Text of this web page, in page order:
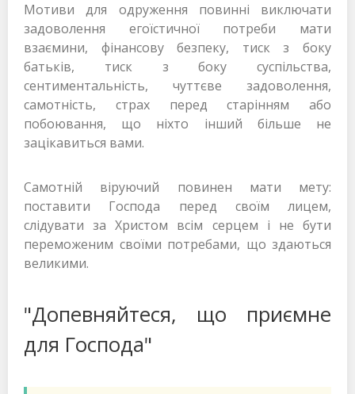
Мотиви для одруження повинні виключати
задоволення егоїстичної потреби мати
взаємини, фінансову безпеку, тиск з боку
батьків, тиск з боку суспільства,
сентиментальність, чуттєве задоволення,
самотність, страх перед старінням або
побоювання, що ніхто інший більше не
зацікавиться вами.
Самотній віруючий повинен мати мету:
поставити Господа перед своїм лицем,
слідувати за Христом всім серцем і не бути
переможеним своїми потребами, що здаються
великими.
"Допевняйтеся, що приємне
для Господа"